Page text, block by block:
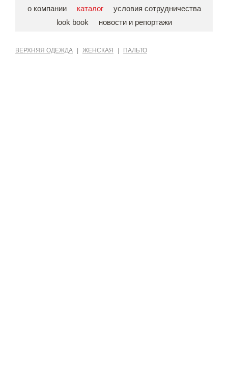
о компании каталог
условия сотрудничества
look book
новости и репортажи
ВЕРХНЯЯ ОДЕЖДА ЖЕНСКАЯ ПАЛЬТО